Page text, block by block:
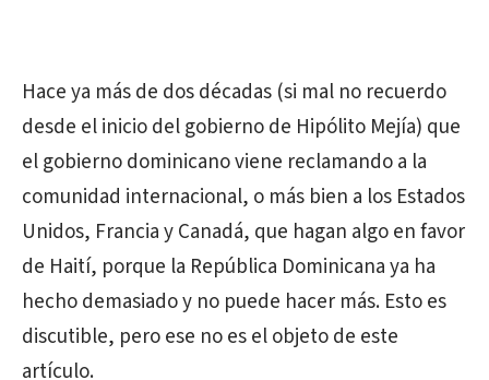
Hace ya más de dos décadas (si mal no recuerdo
desde el inicio del gobierno de Hipólito Mejía) que
el gobierno dominicano viene reclamando a la
comunidad internacional, o más bien a los Estados
Unidos, Francia y Canadá, que hagan algo en favor
de Haití, porque la República Dominicana ya ha
hecho demasiado y no puede hacer más. Esto es
discutible, pero ese no es el objeto de este
artículo.